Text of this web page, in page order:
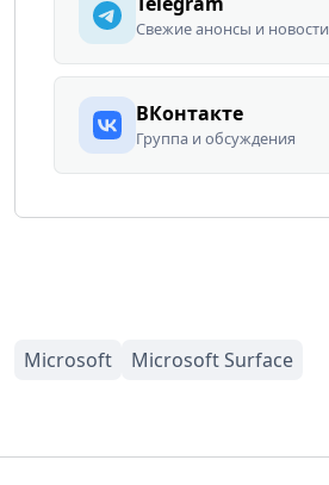
Свежие анонсы и новости
ВКонтакте
Группа и обсуждения